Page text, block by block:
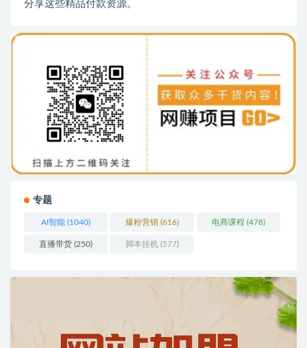
分享这些精品付款资源。
专题
AI智能 (1040) 爆粉营销 (616) 电商课程 (478)
直播带货 (250) 脚本挂机 (577)